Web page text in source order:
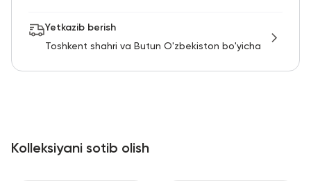
Yetkazib berish
Toshkent shahri va Butun O'zbekiston bo'yicha
Kolleksiyani sotib olish